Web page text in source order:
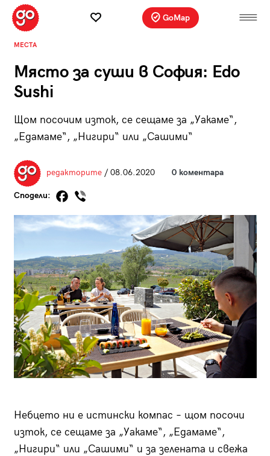
GoMap
МЕСТА
Място за суши в София: Edo
Sushi
Щом посочим изток, се сещаме за „Уакаме“,
„Едамаме“, „Нигири“ или „Сашими“
редакторите/ 08.06.2020 0 коментара
Сподели:
Небцето ни е истински компас – щом посочи
изток, се сещаме за „Уакаме“, „Едамаме“,
„Нигири“ или „Сашими“ и за зелената и свежа